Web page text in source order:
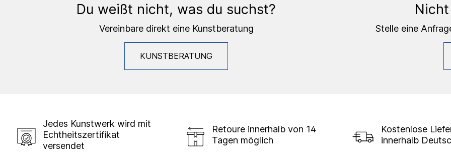
Du weißt nicht, was du suchst?
Vereinbare direkt eine Kunstberatung
KUNSTBERATUNG
Stelle eine
Jedes Kunstwerk wird mit
Echtheitszertifikat
versendet
Retoure innerhalb von 14
Tagen möglich
Kostenlose
innerhalb